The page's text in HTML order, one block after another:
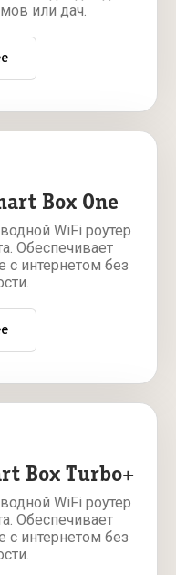
или дач.
Box One
WiFi роутер
Обеспечивает
с интернетом без
Box Turbo+
WiFi роутер
Обеспечивает
с интернетом без